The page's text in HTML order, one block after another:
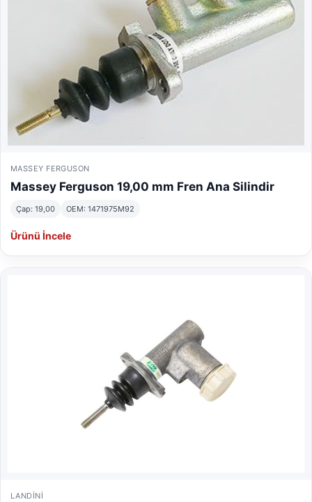
MASSEY FERGUSON
Massey Ferguson 19,00 mm Fren Ana Silindir
Çap: 19,00 OEM: 1471975M92
Ürünü İncele
LANDINI